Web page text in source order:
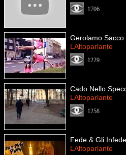
1706
Gerolamo Sacco
LAltoparlante
1229
Cado Nello
LAltoparlante
1258
Fede & Gli
LAltoparlante